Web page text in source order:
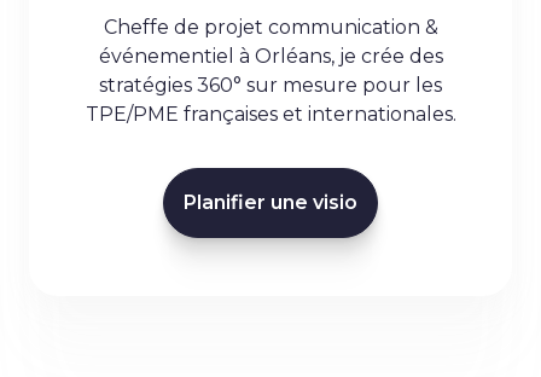
Cheffe de projet communication &
événementiel à Orléans, je crée des
stratégies 360° sur mesure pour les
TPE/PME françaises et internationales.
Planifier une visio